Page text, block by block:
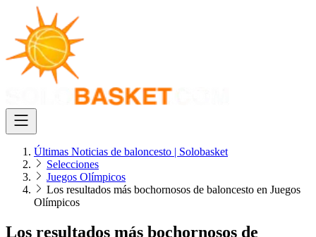
Últimas Noticias de baloncesto | Solobasket
Selecciones
Juegos Olímpicos
Los resultados más bochornosos de baloncesto en Juegos
Olímpicos
Los resultados más bochornosos de